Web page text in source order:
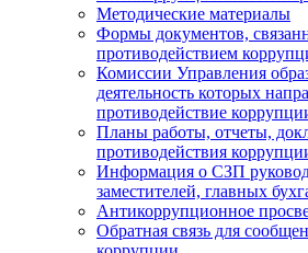
Методические материалы
Формы документов,
противодействием
Комиссии Управления
деятельность которых
противодействие
Планы работы, отчеты,
противодействия
Информация о СЗП
заместителей, главных
Антикоррупционное
Обратная связь для